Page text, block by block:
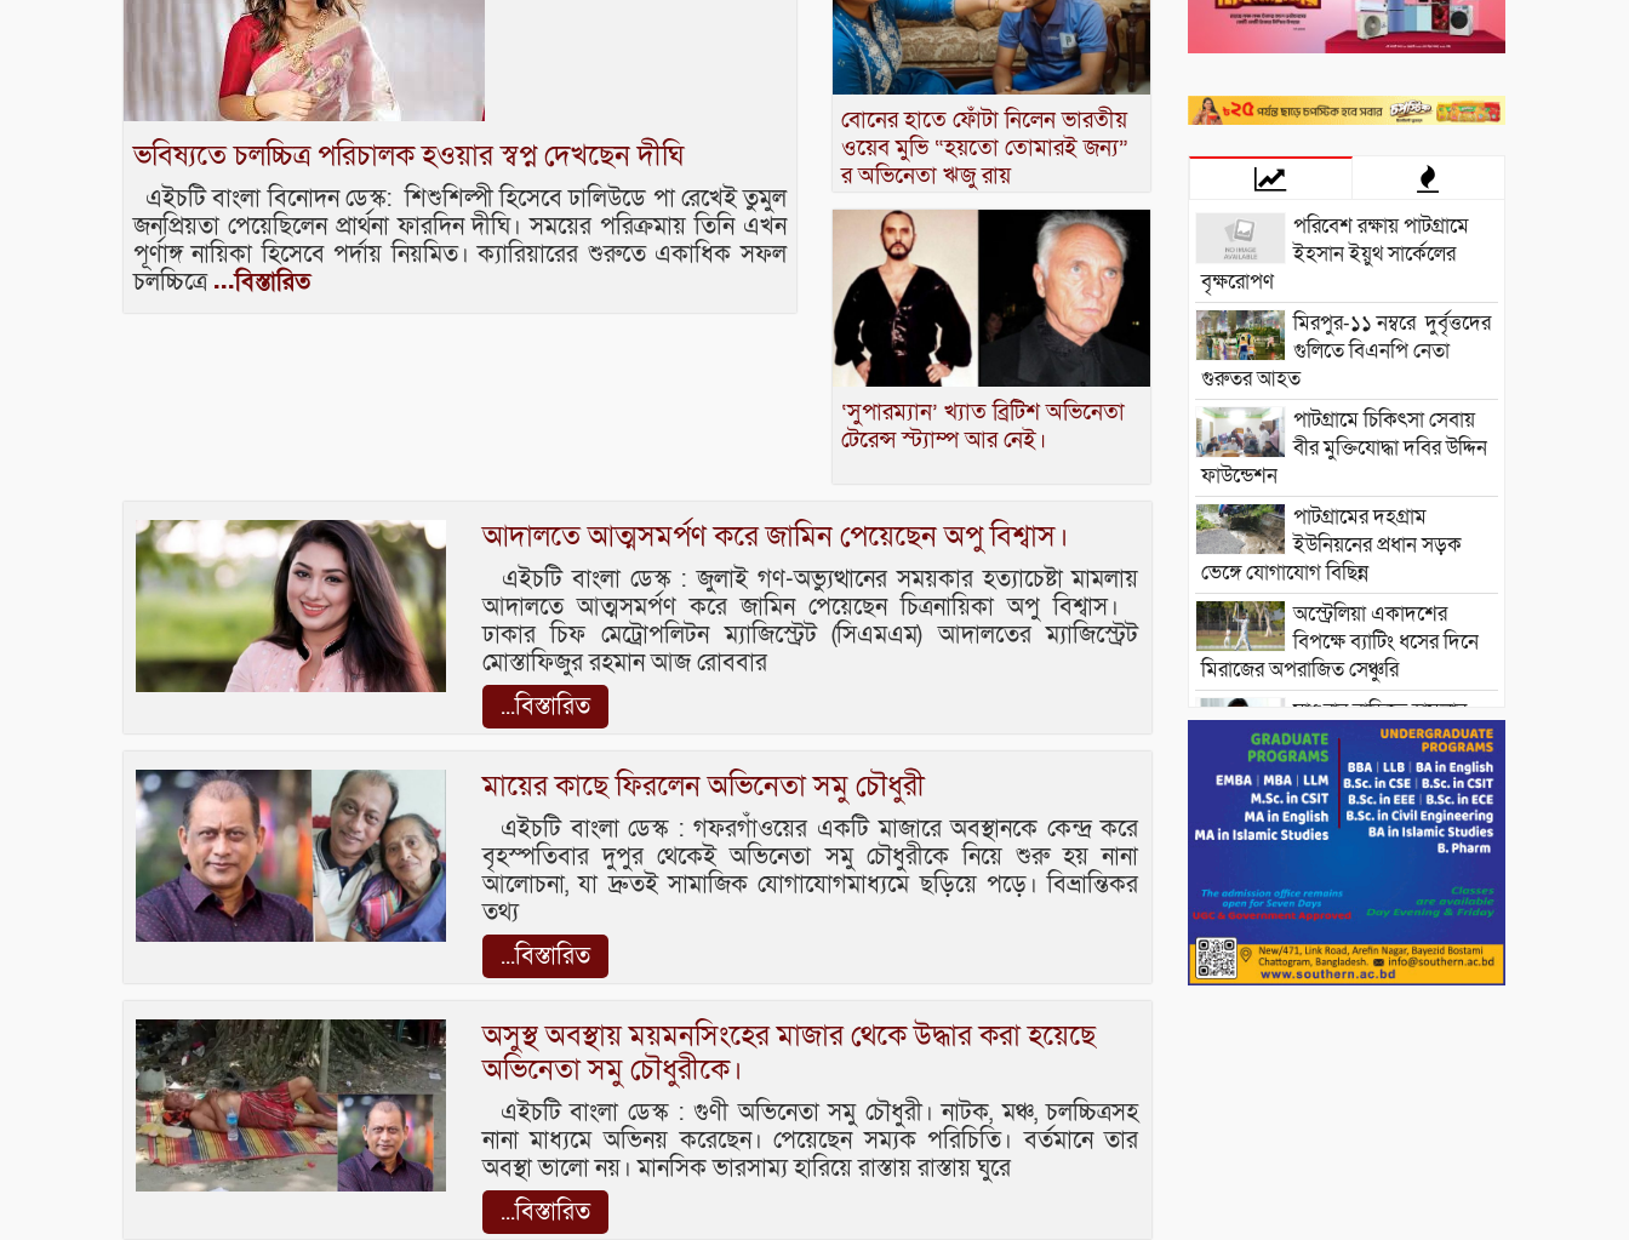
ভবিষ্যতে চলচ্চিত্র পরিচালক হওয়ার স্বপ্ন দেখছেন দীঘি
এইচটি বাংলা বিনোদন ডেস্ক: শিশুশিল্পী হিসেবে ঢালিউডে পা রেখেই তুমুল
জনপ্রিয়তা পেয়েছিলেন প্রার্থনা ফারদিন দীঘি। সময়ের পরিক্রমায় তিনি এখন
পূর্ণাঙ্গ নায়িকা হিসেবে পর্দায় নিয়মিত। ক্যারিয়ারের শুরুতে একাধিক সফল
চলচ্চিত্রে...বিস্তারিত
বোনের হাতে ফোঁটা নিলেন ভারতীয়
ওয়েব মুভি “হয়তো তোমারই জন্য”
র অভিনেতা ঋজু রায়
‘সুপারম্যান’ খ্যাত ব্রিটিশ অভিনেতা
টেরেন্স স্ট্যাম্প আর নেই।
আদালতে আত্মসমর্পণ করে জামিন পেয়েছেন অপু বিশ্বাস।
এইচটি বাংলা ডেস্ক : জুলাই গণ-অভ্যুত্থানের সময়কার হত্যাচেষ্টা মামলায়
আদালতে আত্মসমর্পণ করে জামিন পেয়েছেন চিত্রনায়িকা অপু বিশ্বাস।
ঢাকার চিফ মেট্রোপলিটন ম্যাজিস্ট্রেট (সিএমএম) আদালতের ম্যাজিস্ট্রেট
মোস্তাফিজুর রহমান আজ রোববার
...বিস্তারিত
মায়ের কাছে ফিরলেন অভিনেতা সমু চৌধুরী
এইচটি বাংলা ডেস্ক : গফরগাঁওয়ের একটি মাজারে অবস্থানকে কেন্দ্র করে
বৃহস্পতিবার দুপুর থেকেই অভিনেতা সমু চৌধুরীকে নিয়ে শুরু হয় নানা
আলোচনা, যা দ্রুতই সামাজিক যোগাযোগমাধ্যমে ছড়িয়ে পড়ে। বিভ্রান্তিকর
তথ্য
...বিস্তারিত
অসুস্থ অবস্থায় ময়মনসিংহের মাজার থেকে উদ্ধার করা হয়েছে
অভিনেতা সমু চৌধুরীকে।
এইচটি বাংলা ডেস্ক : গুণী অভিনেতা সমু চৌধুরী। নাটক, মঞ্চ, চলচ্চিত্রসহ
নানা মাধ্যমে অভিনয় করেছেন। পেয়েছেন সম্যক পরিচিতি। বর্তমানে তার
অবস্থা ভালো নয়। মানসিক ভারসাম্য হারিয়ে রাস্তায় রাস্তায় ঘুরে
...বিস্তারিত
পরিবেশ রক্ষায় পাটগ্রামে
ইহসান ইয়ুথ সার্কেলের
বৃক্ষরোপণ
মিরপুর-১১ নম্বরে দুর্বৃত্তদের
গুলিতে বিএনপি নেতা
গুরুতর আহত
পাটগ্রামে চিকিৎসা সেবায়
বীর মুক্তিযোদ্ধা দবির উদ্দিন
ফাউন্ডেশন
পাটগ্রামের দহগ্রাম
ইউনিয়নের প্রধান সড়ক
ভেঙ্গে যোগাযোগ বিছিন্ন
অস্ট্রেলিয়া একাদশের
বিপক্ষে ব্যাটিং ধসের দিনে
মিরাজের অপরাজিত সেঞ্চুরি
মাগুরার বাড়িতে হামলার
প্রতিক্রিয়ায় যা বললেন
সাকিব।
দেশীয় পাঁচ প্রজাতির ছোট
মাছে উদ্বেগজনক মাত্রায়
সরকারকে ব্যর্থ করতে
চক্রান্ত চালিয়ে যাচ্ছে : রিজভী